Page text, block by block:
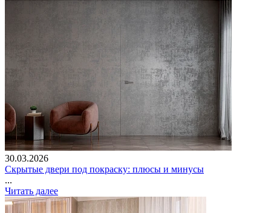
30.03.2026
Скрытые двери под покраску: плюсы и минусы
...
Читать далее